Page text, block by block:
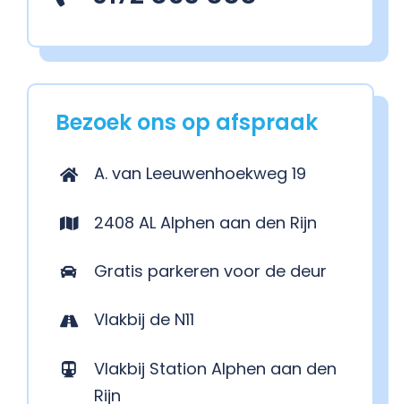
Bezoek ons op afspraak
A. van Leeuwenhoekweg 19
2408 AL Alphen aan den Rijn
Gratis parkeren voor de deur
Vlakbij de N11
Vlakbij Station Alphen aan den
Rijn